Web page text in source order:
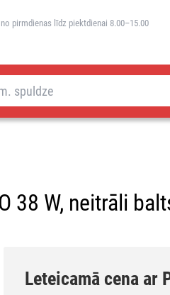
no pirmdienas līdz piektdienai 8.00–15.00
38 W, neitrāli
Leteicamā cena ar